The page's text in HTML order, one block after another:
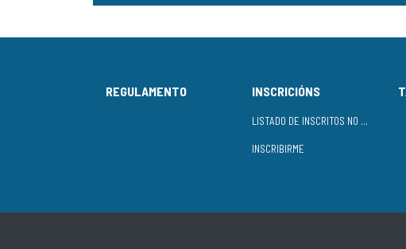
REGULAMENTO INSCRICIÓNS
LISTADO DE INSCRITOS NO CIRCUÍTO
INSCRIBIRME